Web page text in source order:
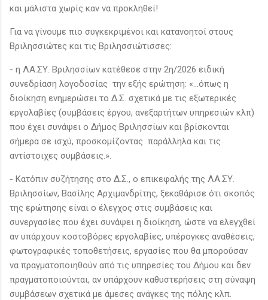
και μάλιστα χωρίς καν να προκληθεί!
Για να γίνουμε πιο συγκεκριμένοι και κατανοητοί στους
Βριλησσιώτες και τις Βριλησσιώτισσες:
- η ΛΑ.ΣΥ. Βριλησσίων κατέθεσε στην 2η/2026 ειδική
συνεδρίαση λογοδοσίας την εξής ερώτηση: «…όπως η
διοίκηση ενημερώσει το Δ.Σ. σχετικά με τις εξωτερικές
εργολαβίες (συμβάσεις έργου, ανεξαρτήτων υπηρεσιών κλπ)
που έχει συνάψει ο Δήμος Βριλησσίων και βρίσκονται
σήμερα σε ισχύ, προσκομίζοντας παράλληλα και τις
αντίστοιχες συμβάσεις.».
- Κατόπιν συζήτησης στο Δ.Σ., ο επικεφαλής της ΛΑ.ΣΥ.
Βριλησσίων, Βασίλης Αρχιμανδρίτης, ξεκαθάρισε ότι σκοπός
της ερώτησης είναι ο έλεγχος στις συμβάσεις και
συνεργασίες που έχει συνάψει η διοίκηση, ώστε να ελεγχθεί
αν υπάρχουν κοστοβόρες εργολαβίες, υπέρογκες αναθέσεις,
φωτογραφικές τοποθετήσεις, εργασίες που θα μπορούσαν
να πραγματοποιηθούν από τις υπηρεσίες του Δήμου και δεν
πραγματοποιούνται, αν υπάρχουν καθυστερήσεις στη σύναψη
συμβάσεων σχετικά με άμεσες ανάγκες της πόλης κλπ.